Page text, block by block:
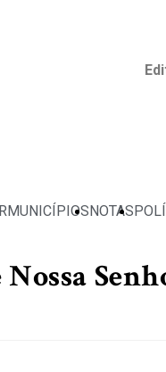
MUNICÍPIOSNOTAS